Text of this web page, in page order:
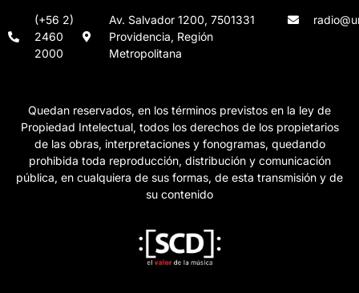
(+56 2)
2460
2000
Av. Salvador 1200, 7501331
Providencia, Región
Metropolitana
Quedan reservados, en los términos previstos en la ley de
Propiedad Intelectual, todos los derechos de los propietarios
de las obras, interpretaciones y fonogramas, quedando
prohibida toda reproducción, distribución y comunicación
pública, en cualquiera de sus formas, de esta transmisión y de
su contenido